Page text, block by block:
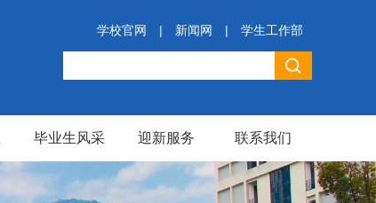
学校官网 | 新闻网 | 学生工作部
毕业生风采 迎新服务 联系我们